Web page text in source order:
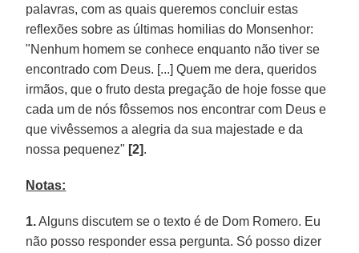
palavras, com as quais queremos concluir estas
reflexões sobre as últimas homilias do Monsenhor:
"Nenhum homem se conhece enquanto não tiver se
encontrado com Deus. [...] Quem me dera, queridos
irmãos, que o fruto desta pregação de hoje fosse que
cada um de nós fôssemos nos encontrar com Deus e
que vivêssemos a alegria da sua majestade e da
nossa pequenez" [2].
Notas:
1.Alguns discutem se o texto é de Dom Romero. Eu
não posso responder essa pergunta. Só posso dizer